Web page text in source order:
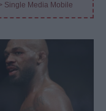
Single Media Mobile